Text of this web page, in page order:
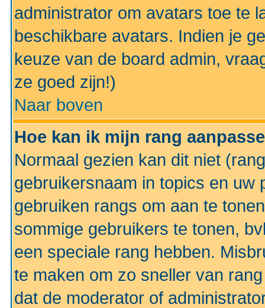
administrator om avatars toe te
beschikbare avatars. Indien je
keuze van de board admin,
ze goed zijn!)
Naar boven
Hoe kan ik mijn rang
Normaal gezien kan dit niet
gebruikersnaam in topics en uw
gebruiken rangs om aan te
sommige gebruikers te tonen,
een speciale rang hebben.
te maken om zo sneller van
dat de moderator of